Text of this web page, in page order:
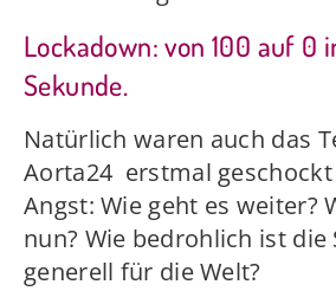
Lockadown: von 100 auf 0
Sekunde.
Natürlich waren auch das
Aorta24 erstmal
Angst: Wie geht es weiter?
nun? Wie bedrohlich ist die
generell für die Welt?